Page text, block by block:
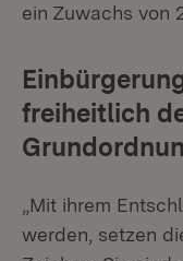
ein Zuwachs von
freiheitlich
„Mit ihrem
werden, setzen